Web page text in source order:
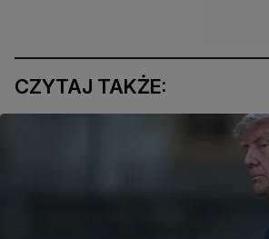
CZYTAJ TAKŻE: